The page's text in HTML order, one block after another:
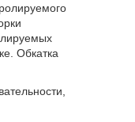
Обкатка